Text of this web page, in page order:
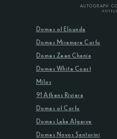
Domes of Elounda
Domes Miramare Corfu
Domes Zeen Chania
Domes White Coast
Milos
91 Athens Riviera
Domes of Corfu
Domes Lake Algarve
Domes Novos Santorini